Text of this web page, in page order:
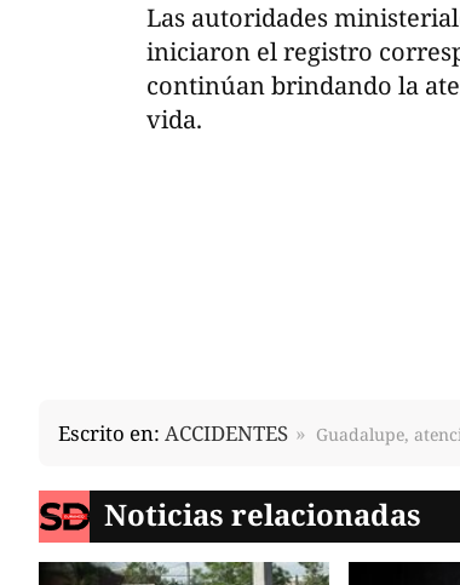
Las autoridades
iniciaron el registro
continúan brindando la
vida.
Escrito en: ACCIDENTES Guadalupe,
Noticias relacionadas